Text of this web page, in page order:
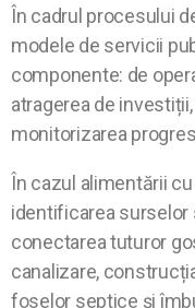
În cadrul procesului
modele de servicii
componente: de
atragerea de
monitorizarea
În cazul alimentării
identificarea surselor
conectarea tuturor
canalizare,
foselor septice și